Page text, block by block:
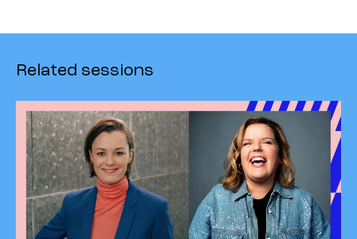
Related sessions